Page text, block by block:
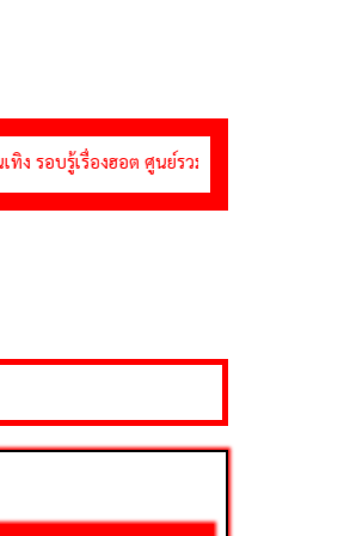
ศูนย์รวมคาสิโนชั้นนำ บาคาร่า สล็อต รูเล็